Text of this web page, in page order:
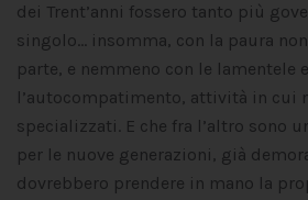
dei Trent’anni fossero tanto più
singolo… insomma, con la paura
parte, e nemmeno con le lamentele e
l’autocompatimento, attività in cui
specializzati. E che fra l’altro sono
per le nuove generazioni, già
dovrebbero prendere in mano la